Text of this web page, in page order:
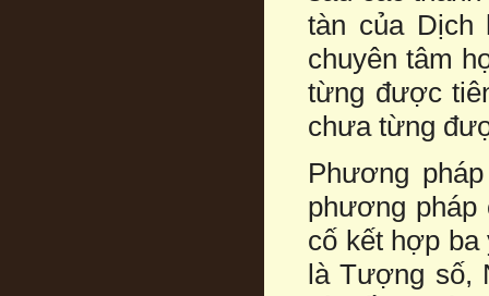
tàn của Dịch
chuyên tâm
từng được
chưa từng
Phương
phương pháp
cố kết hợp ba
là Tượng số,